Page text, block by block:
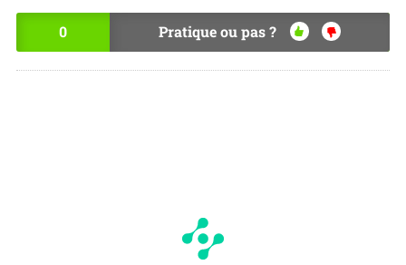
0 Pratique ou pas ?
OU
I
NO